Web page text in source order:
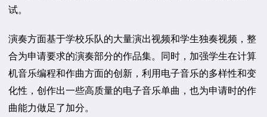
试。
演奏方面基于学校乐队的大量演出视频和学生独奏视频，整
合为申请要求的演奏部分的作品集。同时，加强学生在计算
机音乐编程和作曲方面的创新，利用电子音乐的多样性和变
化性，创作出一些高质量的电子音乐单曲，也为申请时的作
曲能力做足了加分。